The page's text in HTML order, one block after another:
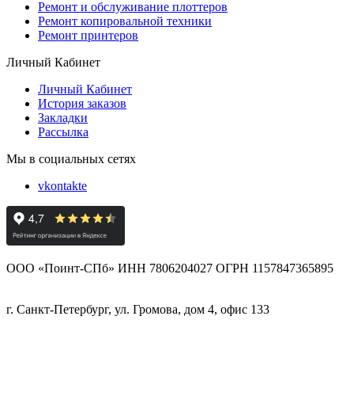
Ремонт и обслуживание плоттеров
Ремонт копировальной техники
Ремонт принтеров
Личный Кабинет
Личный Кабинет
История заказов
Закладки
Рассылка
Мы в социальных сетях
vkontakte
ООО «Поинт-СПб» ИНН 7806204027 ОГРН 1157847365895
г. Санкт-Петербург, ул. Громова, дом 4, офис 133